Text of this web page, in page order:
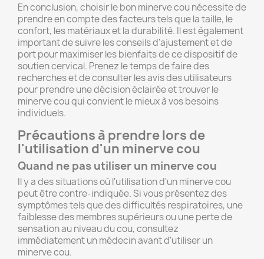
En conclusion, choisir le bon minerve cou nécessite de
prendre en compte des facteurs tels que la taille, le
confort, les matériaux et la durabilité. Il est également
important de suivre les conseils d'ajustement et de
port pour maximiser les bienfaits de ce dispositif de
soutien cervical. Prenez le temps de faire des
recherches et de consulter les avis des utilisateurs
pour prendre une décision éclairée et trouver le
minerve cou qui convient le mieux à vos besoins
individuels.
Précautions à prendre lors de
l'utilisation d'un minerve cou
Quand ne pas utiliser un minerve cou
Il y a des situations où l'utilisation d'un minerve cou
peut être contre-indiquée. Si vous présentez des
symptômes tels que des difficultés respiratoires, une
faiblesse des membres supérieurs ou une perte de
sensation au niveau du cou, consultez
immédiatement un médecin avant d'utiliser un
minerve cou.